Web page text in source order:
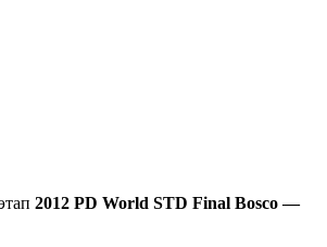
2012 PD World STD Final Bosco —